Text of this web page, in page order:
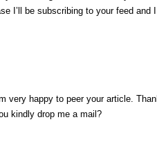
I’ll be subscribing to your feed and
very happy to peer your article.
kindly drop me a mail?